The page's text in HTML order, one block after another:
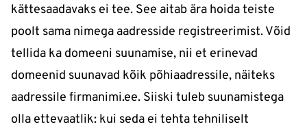
kättesaadavaks ei tee. See aitab ära hoida teiste
poolt sama nimega aadresside registreerimist. Võid
tellida ka domeeni suunamise, nii et erinevad
domeenid suunavad kõik põhiaadressile, näiteks
aadressile firmanimi.ee. Siiski tuleb suunamistega
olla ettevaatlik: kui seda ei tehta tehniliselt